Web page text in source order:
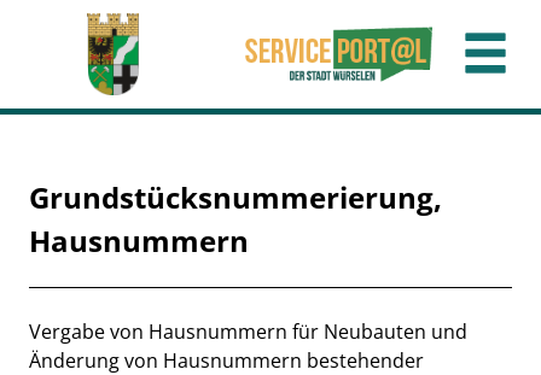
Zum Hauptinhalt springen
Zum Header
Zum Hauptinhalt
Zum Footer
Grundstücksnummerierung,
Hausnummern
Beschreibung
Vergabe von Hausnummern für Neubauten und
Änderung von Hausnummern bestehender